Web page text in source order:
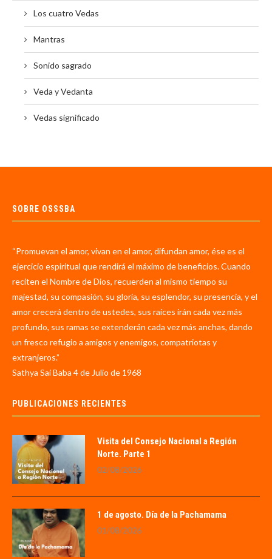
Los cuatro Vedas
Mantras
Sonido sagrado
Veda y Vedanta
Vedas significado
SOBRE OSSSBA
“Promuevan el amor, vivan en el amor, difundan amor, ése es el
ejercicio espiritual que rendirá el máximo de beneficios. Cuando
reciten el Nombre de Dios, recuerden al mismo tiempo su
majestad, su compasión, su gloria, su esplendor, su presencia, y el
amor crecerá dentro de ustedes, sus raíces irán cada vez más
profundo, sus ramas se extenderán cada vez más anchas, dando
un fresco refugio a amigos y enemigos, compatriotas y
extranjeros.”
Sathya Sai Baba 4 de Julio de 1968
PUBLICACIONES RECIENTES
Visita del Consejo Nacional a Región
Norte. Parte 1
02/08/2026
1 de agosto. Día de la Pachamama
01/08/2026